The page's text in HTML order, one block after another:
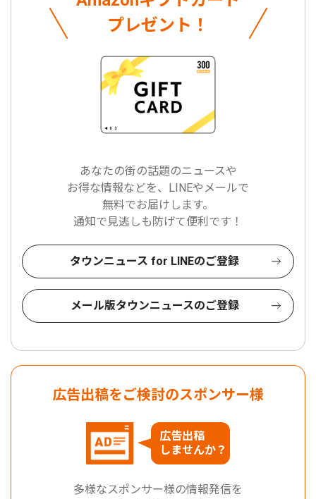
プレゼント！
あなたの街の話題のニュースや
お得な情報などを、LINEやメールで
無料でお届けします。
通知で見逃しも防げて便利です！
タウンニュース for LINEのご登録
メール版タウンニュースのご登録
広告出稿をご検討のスポンサー様
広告出稿
しませんか？
多様なスポンサー様の情報発信を